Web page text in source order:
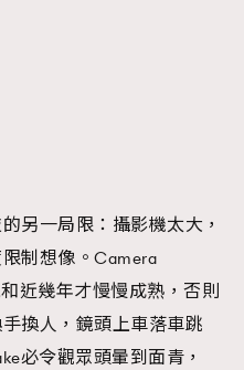
另一局限：攝影機太大，
制想像。Camera
近幾年才慢慢成熟，否則
換人，鏡頭上車落車跳
必令觀眾頭暈到面青，